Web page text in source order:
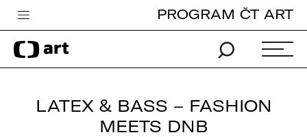
Česká televize
Zpravodajství
PROGRAM ČT ART
LATEX & BASS – FASHION
MEETS DNB